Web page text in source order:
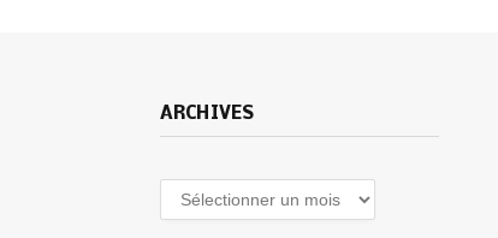
ARCHIVES
Archives